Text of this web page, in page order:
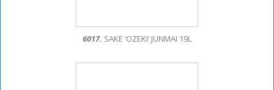
6017. SAKE ‘OZEKI’ JUNMAI 19L